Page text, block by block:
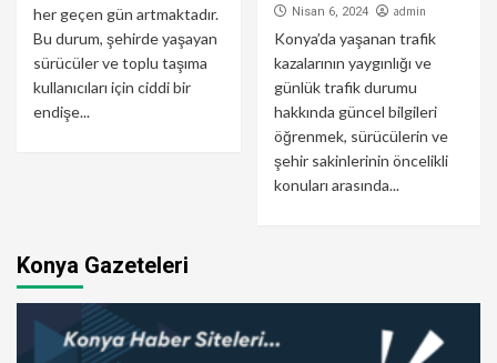
her geçen gün artmaktadır.
Bu durum, şehirde yaşayan
sürücüler ve toplu taşıma
kullanıcıları için ciddi bir
endişe...
Nisan 6, 2024 admin
Konya’da yaşanan trafik
kazalarının yaygınlığı ve
günlük trafik durumu
hakkında güncel bilgileri
öğrenmek, sürücülerin ve
şehir sakinlerinin öncelikli
konuları arasında...
Konya Gazeteleri